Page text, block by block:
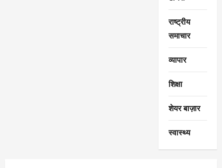
राष्ट्रीय
समाचार
व्यापार
शिक्षा
शेयर बाज़ार
स्वास्थ्य